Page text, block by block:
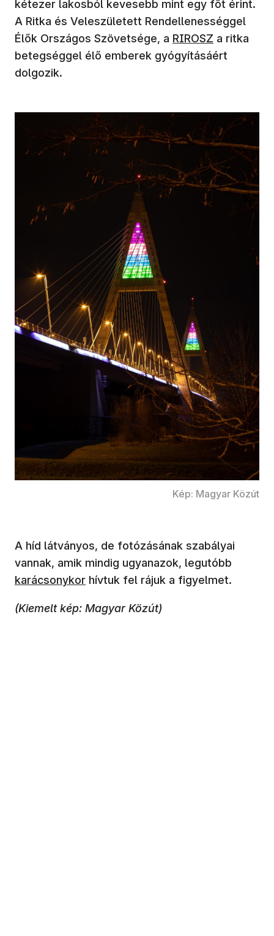
kétezer lakosból kevesebb mint egy főt érint.
A Ritka és Veleszületett Rendellenességgel
Élők Országos Szövetsége, a RIROSZ a ritka
betegséggel élő emberek gyógyításáért
dolgozik.
Kép: Magyar Közút
A híd látványos, de fotózásának szabályai
vannak, amik mindig ugyanazok, legutóbb
karácsonykor hívtuk fel rájuk a figyelmet.
(Kiemelt kép: Magyar Közút)